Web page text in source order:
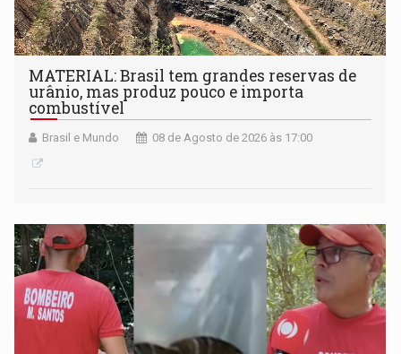
MATERIAL: Brasil tem grandes reservas de
urânio, mas produz pouco e importa
combustível
Brasil e Mundo 08 de Agosto de 2026 às 17:00